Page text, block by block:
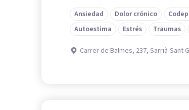
Ansiedad Dolor crónico
Autoestima
Estrés Traumas
Carrer de Balmes, 237, Sarrià-Sant